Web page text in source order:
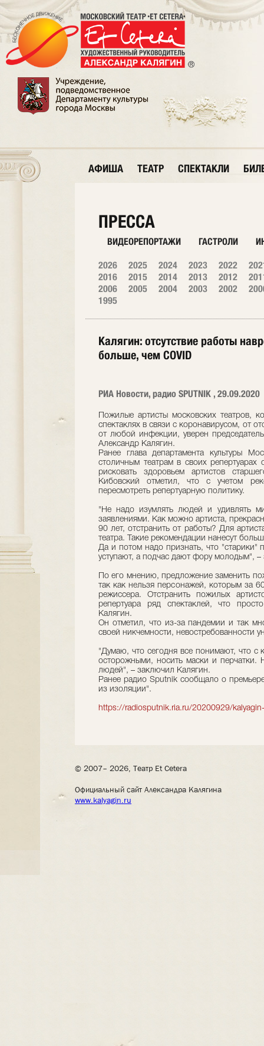
АФИША ТЕАТР СПЕКТАКЛИ
ПРЕССА
ВИДЕОРЕПОРТАЖИ ГАСТРОЛИ
2026 2025 2024 2023 2022
2016
2015 2014 2013 2012
2006
2005 2004 2003 2002
1995
Калягин: отсутствие работы
больше, чем COVID
РИА Новости, радио SPUTNIK , 29.09.2020
Пожилые артисты московских театров,
спектаклях в связи с коронавирусом, от
от любой инфекции, уверен
Александр Калягин.
Ранее глава департамента культуры
столичным театрам в своих
рисковать здоровьем артистов
Кибовский отметил, что с учетом
пересмотреть репертуарную политику.
"Не надо изумлять людей и удивлять
заявлениями. Как можно артиста,
90 лет, отстранить от работы? Для
театра. Такие рекомендации нанесут
Да и потом надо признать, что "старики"
уступают, а подчас дают фору молодым",
По его мнению, предложение заменить
так как нельзя персонажей, которым за
режиссера. Отстранить пожилых
репертуара ряд спектаклей, что
Калягин.
Он отметил, что из-за пандемии и так
своей никчемности, невостребованности
"Думаю, что сегодня все понимают, что с
осторожными, носить маски и перчатки.
людей", – заключил Калягин.
Ранее радио Sputnik сообщало о
из изоляции".
https://radiosputnik.ria.ru/20200929/
© 2007– 2026, Театр Et Cetera
Официальный сайт Александра Калягина
www.kalyagin.ru